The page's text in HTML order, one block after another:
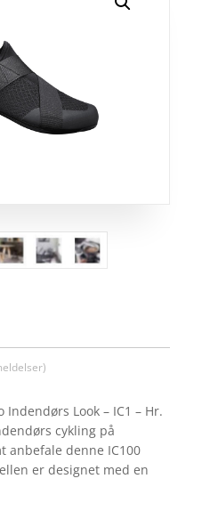
Indendørs Look – IC1 – Hr.
cykling på
anbefale denne IC100
er designet med en